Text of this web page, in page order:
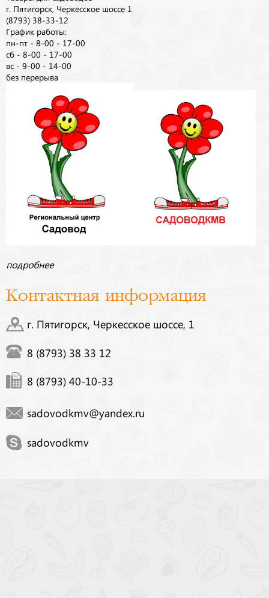
г. Пятигорск, Черкесское шоссе 1
(8793) 38-33-12
График работы:
пн-пт - 8-00 - 17-00
сб - 8-00 - 17-00
вс - 9-00 - 14-00
без перерыва
подробнее
Контактная информация
г. Пятигорск, Черкесское шоссе, 1
8 (8793) 38 33 12
8 (8793) 40-10-33
sadovodkmv@yandex.ru
sadovodkmv